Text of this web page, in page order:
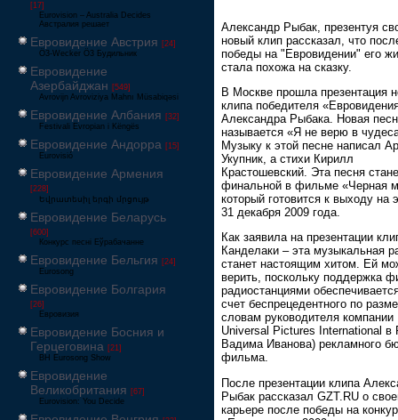
[17]
Eurovision – Australia Decides
Австралия решает
Евровидение Австрия [24]
Ö3-Wecker Ö3 Будильник
Евровидение
Азербайджан [549]
Avrovijn Avroviziya Mahnı Müsabiqəsi
Евровидение Албания [32]
Festivali Evropian i Këngës
Евровидение Андорра [15]
Eurovisió
Евровидение Армения
[228]
Եվրատեսիլ երգի մրցույթ
Евровидение Беларусь
[600]
Конкурс песні Еўрабачанне
Евровидение Бельгия [24]
Eurosong
Евровидение Болгария
[26]
Евровизия
Евровидение Босния и
Герцеговина [21]
BH Eurosong Show
Евровидение
Великобритания [67]
Eurovision: You Decide
Александр Рыбак, презентуя
новый клип рассказал, что
победы на "Евровидении" его
стала похожа на сказку.
В Москве прошла презентация
клипа победителя
Александра Рыбака. Новая
называется «Я не верю в
Музыку к этой песне написал
Укупник, а стихи Кирилл
Крастошевский. Эта песня
финальной в фильме «Черная
который готовится к выходу на
31 декабря 2009 года.
Как заявила на презентации
Канделаки – эта музыкальная
станет настоящим хитом. Ей
верить, поскольку поддержка
радиостанциями
счет беспрецедентного по
словам руководителя компании
Universal Pictures International в
Вадима Иванова) рекламного
фильма.
После презентации клипа
Рыбак рассказал GZT.RU о
карьере после победы на